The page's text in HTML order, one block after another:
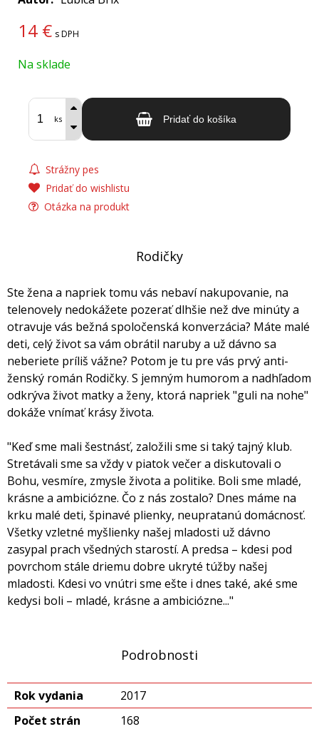
14 € s DPH
Na sklade
ks Pridať do košíka
Strážny pes
Pridať do wishlistu
Otázka na produkt
Rodičky
Ste žena a napriek tomu vás nebaví nakupovanie, na
telenovely nedokážete pozerať dlhšie než dve minúty a
otravuje vás bežná spoločenská konverzácia? Máte malé
deti, celý život sa vám obrátil naruby a už dávno sa
neberiete príliš vážne? Potom je tu pre vás prvý anti-
ženský román Rodičky. S jemným humorom a nadhľadom
odkrýva život matky a ženy, ktorá napriek "guli na nohe"
dokáže vnímať krásy života.
"Keď sme mali šestnásť, založili sme si taký tajný klub.
Stretávali sme sa vždy v piatok večer a diskutovali o
Bohu, vesmíre, zmysle života a politike. Boli sme mladé,
krásne a ambiciózne. Čo z nás zostalo? Dnes máme na
krku malé deti, špinavé plienky, neupratanú domácnosť.
Všetky vzletné myšlienky našej mladosti už dávno
zasypal prach všedných starostí. A predsa – kdesi pod
povrchom stále driemu dobre ukryté túžby našej
mladosti. Kdesi vo vnútri sme ešte i dnes také, aké sme
kedysi boli – mladé, krásne a ambiciózne..."
Podrobnosti
Rok vydania
2017
Počet strán
168